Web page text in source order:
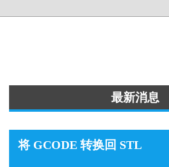
最新消息
将 GCODE 转换回 STL